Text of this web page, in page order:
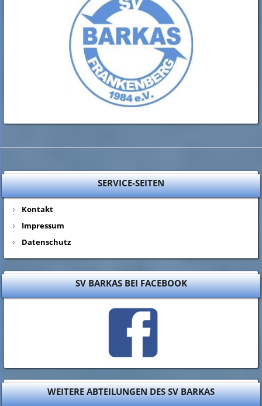
SERVICE-SEITEN
Kontakt
Impressum
Datenschutz
SV BARKAS BEI FACEBOOK
WEITERE ABTEILUNGEN DES SV BARKAS